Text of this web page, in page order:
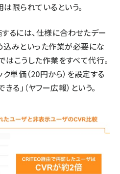
限られているという。
るには、仕様に合わせたデー
込みといった作業が必要にな
はこうした作業をすべて代行。
ク単価（20円から）を設定する
」（ヤフー広報）という。